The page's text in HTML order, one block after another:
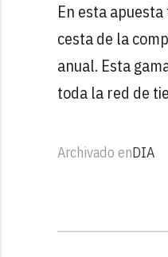
En esta
cesta de la
anual. Esta
toda la red de
Archivado enDIA